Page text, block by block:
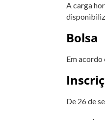
A carga
Bolsa
Em acordo
De 26 de